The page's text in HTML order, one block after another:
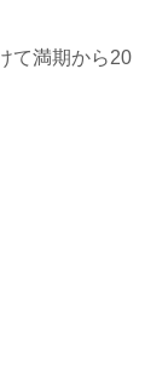
て満期から20